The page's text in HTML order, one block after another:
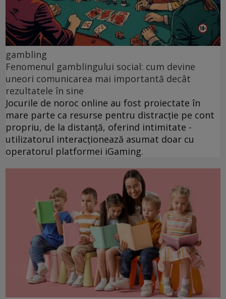
gambling
Fenomenul gamblingului social: cum devine
uneori comunicarea mai importantă decât
rezultatele în sine
Jocurile de noroc online au fost proiectate în
mare parte ca resurse pentru distracție pe cont
propriu, de la distanță, oferind intimitate -
utilizatorul interacționează asumat doar cu
operatorul platformei iGaming.